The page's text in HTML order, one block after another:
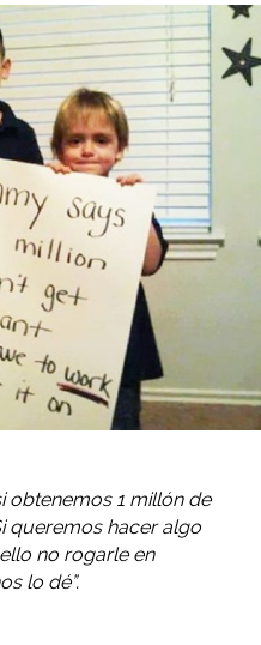
obtenemos 1 millón de
queremos hacer algo
no rogarle en
lo dé”.